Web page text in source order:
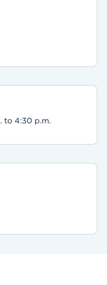
to 4:30 p.m.